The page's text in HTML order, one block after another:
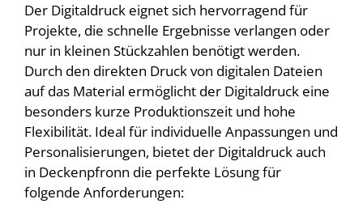
Der Digitaldruck eignet sich hervorragend für
Projekte, die schnelle Ergebnisse verlangen oder
nur in kleinen Stückzahlen benötigt werden.
Durch den direkten Druck von digitalen Dateien
auf das Material ermöglicht der Digitaldruck eine
besonders kurze Produktionszeit und hohe
Flexibilität. Ideal für individuelle Anpassungen und
Personalisierungen, bietet der Digitaldruck auch
in Deckenpfronn die perfekte Lösung für
folgende Anforderungen: